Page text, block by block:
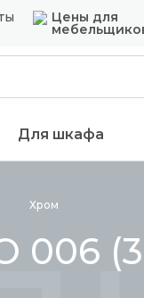
Цены для
Для шкафа
Хром
006